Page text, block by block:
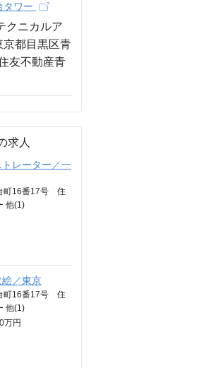
ワー
求人
トレーター／一
町16番17号 住
他(1)
／東京
町16番17号 住
他(1)
万円